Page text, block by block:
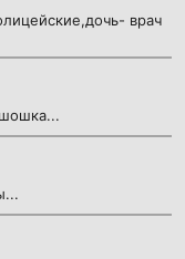
врач
шошка...